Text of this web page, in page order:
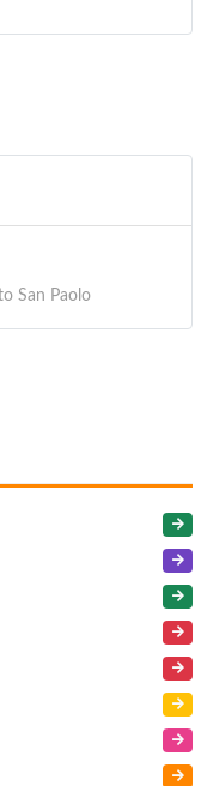
San Paolo